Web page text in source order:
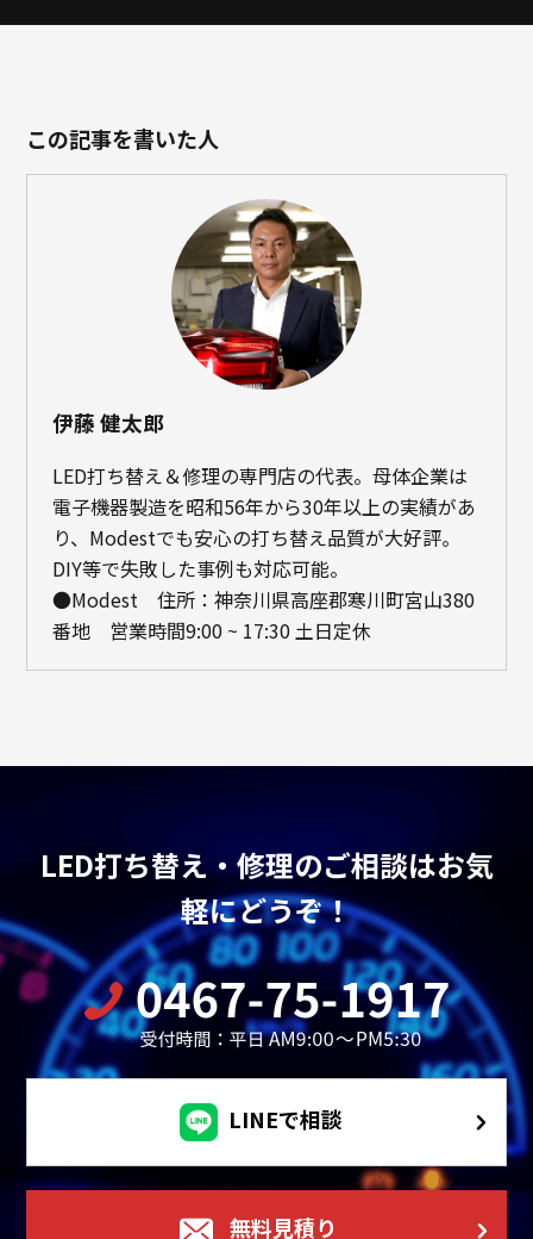
この記事を書いた人
伊藤 健太郎
LED打ち替え＆修理の専門店の代表。母体企業は
電子機器製造を昭和56年から30年以上の実績があ
り、Modestでも安心の打ち替え品質が大好評。
DIY等で失敗した事例も対応可能。
●Modest 住所：神奈川県高座郡寒川町宮山380
番地 営業時間9:00 ~ 17:30 土日定休
LED打ち替え・修理のご相談はお気
軽にどうぞ！
LINEで相談
無料見積り